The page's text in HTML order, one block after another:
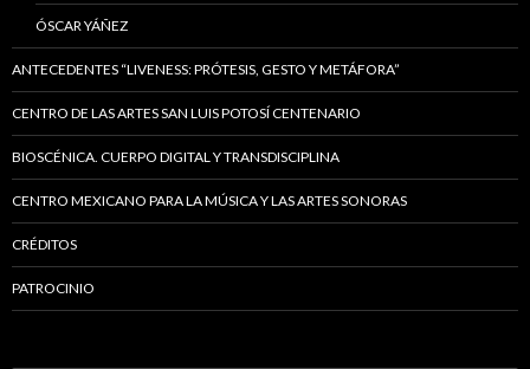
ÓSCAR YÁÑEZ
ANTECEDENTES “LIVENESS: PRÓTESIS, GESTO Y METÁFORA”
CENTRO DE LAS ARTES SAN LUIS POTOSÍ CENTENARIO
BIOSCÉNICA. CUERPO DIGITAL Y TRANSDISCIPLINA
CENTRO MEXICANO PARA LA MÚSICA Y LAS ARTES SONORAS
CRÉDITOS
PATROCINIO